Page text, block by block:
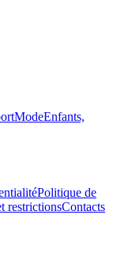
ModeEnfants,
Politique de
restrictionsContacts